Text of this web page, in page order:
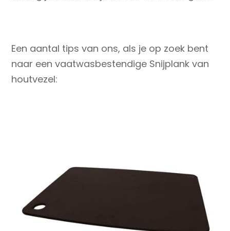
Een aantal tips van ons, als je op zoek bent
naar een vaatwasbestendige Snijplank van
houtvezel: